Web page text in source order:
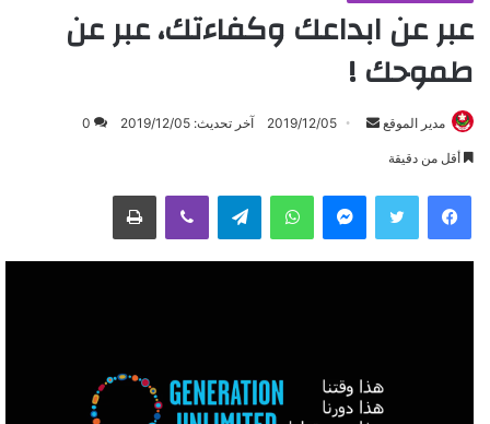
عبر عن ابداعك وكفاءتك، عبر عن
طموحك !
مدير الموقع
ل
ك
2019/12/05 آخر تحديث: 2019/12/05 0
أقل من دقيقة
واتساب